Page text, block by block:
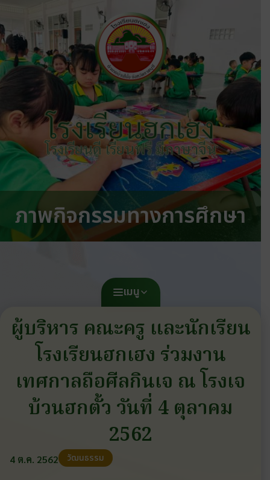
โรงเรียนฮกเฮง
โรงเรียนดี เรียนฟรี มีภาษาจีน
ภาพกิจกรรมทางการศึกษา
เมนู
ผู้บริหาร คณะครู และนักเรียน
โรงเรียนฮกเฮง ร่วมงาน
เทศกาลถือศีลกินเจ ณ โรงเจ
บ้วนฮกตั้ว วันที่ 4 ตุลาคม
2562
4 ต.ค. 2562 วัฒนธรรม